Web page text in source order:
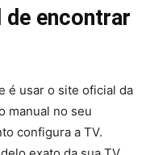
encontrar
é usar o site oficial da
manual no seu
configura a TV.